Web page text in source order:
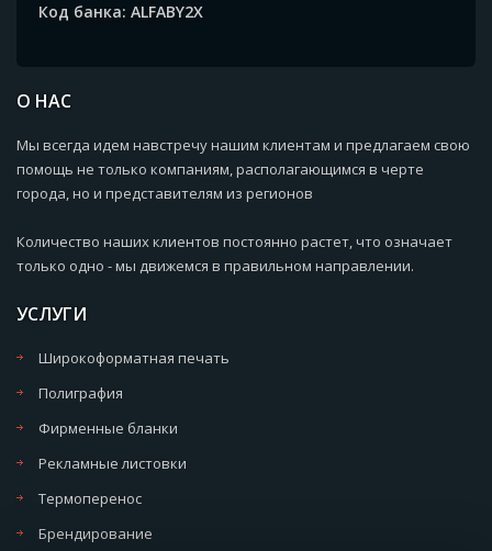
Код банка: ALFABY2X
О НАС
Мы всегда идем навстречу нашим клиентам и предлагаем свою
помощь не только компаниям, располагающимся в черте
города, но и представителям из регионов
Количество наших клиентов постоянно растет, что означает
только одно - мы движемся в правильном направлении.
УСЛУГИ
Широкоформатная печать
Полиграфия
Фирменные бланки
Рекламные листовки
Термоперенос
Брендирование